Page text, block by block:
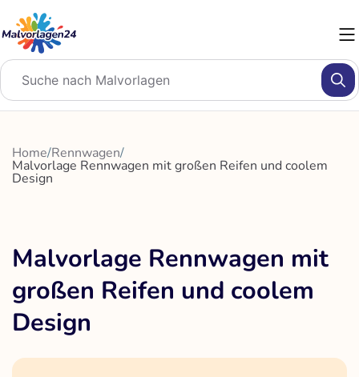
Inhalt
springen
Home/Rennwagen/
Malvorlage Rennwagen mit großen Reifen und coolem
Design
Malvorlage Rennwagen mit
großen Reifen und coolem
Design